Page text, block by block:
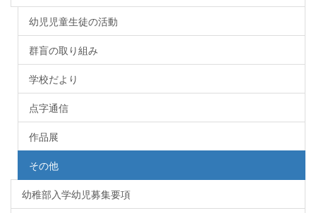
幼児児童生徒の活動
群盲の取り組み
学校だより
点字通信
作品展
その他
幼稚部入学幼児募集要項